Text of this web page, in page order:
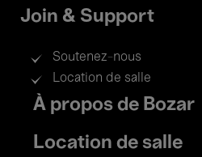
Join & Support
Soutenez-nous
Location de salle
Footer
menu
À propos de Bozar
Location de salle